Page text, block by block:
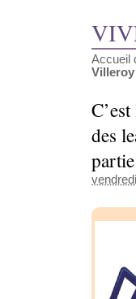
Accueil
Villeroy
des